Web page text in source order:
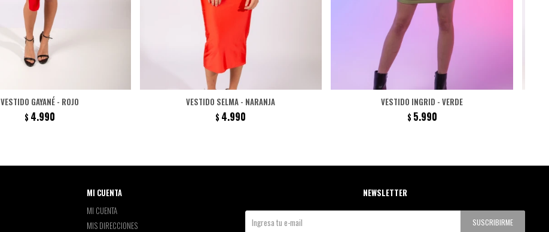
VESTIDO GAYANÉ - ROJO
$ 4.990
VESTIDO SELMA - NARANJA
$ 4.990
VESTIDO INGRID - VERDE
$ 5.990
MI CUENTA
MI CUENTA
MIS DIRECCIONES
NEWSLETTER
SUSCRIBIRME